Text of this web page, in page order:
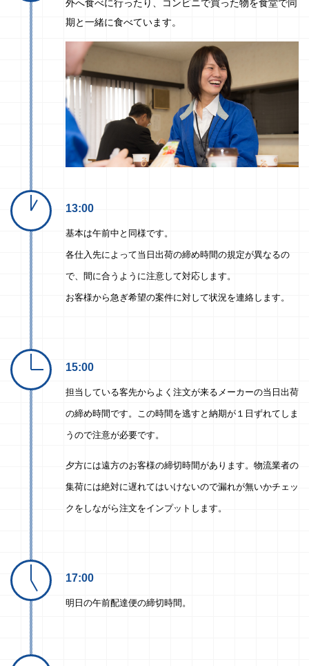
外へ食べに行ったり、コンビニで買った物を食堂で同
期と一緒に食べています。
13:00
基本は午前中と同様です。
各仕入先によって当日出荷の締め時間の規定が異なるの
で、間に合うように注意して対応します。
お客様から急ぎ希望の案件に対して状況を連絡します。
15:00
担当している客先からよく注文が来るメーカーの当日出荷
の締め時間です。この時間を逃すと納期が１日ずれてしま
うので注意が必要です。
夕方には遠方のお客様の締切時間があります。物流業者の
集荷には絶対に遅れてはいけないので漏れが無いかチェッ
クをしながら注文をインプットします。
17:00
明日の午前配達便の締切時間。